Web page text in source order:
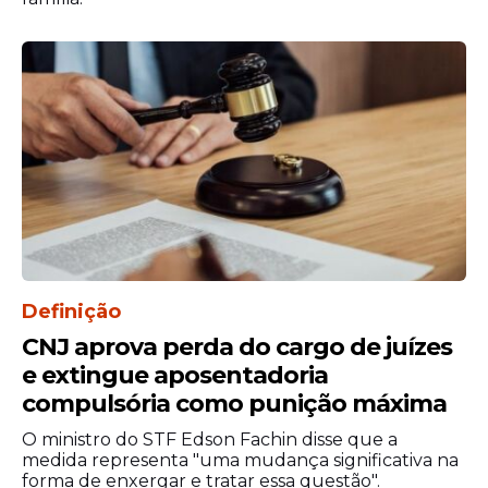
Definição
CNJ aprova perda do cargo de juízes
e extingue aposentadoria
compulsória como punição máxima
O ministro do STF Edson Fachin disse que a
medida representa "uma mudança significativa na
forma de enxergar e tratar essa questão".